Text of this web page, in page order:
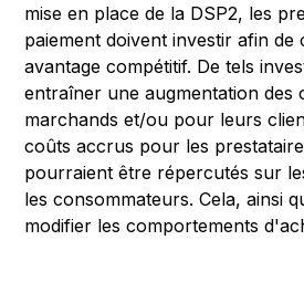
mise en place de la DSP2, les
paiement doivent investir afin
avantage compétitif. De tels
entraîner une augmentation des
marchands et/ou pour leurs
coûts accrus pour les
pourraient être répercutés sur
les consommateurs. Cela, ainsi
modifier les comportements